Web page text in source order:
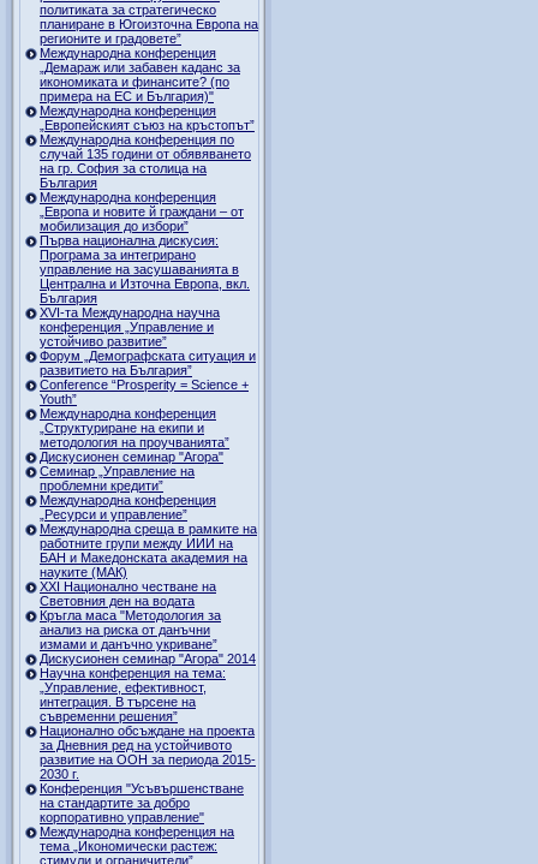
политиката за стратегическо
планиране в Югоизточна Европа на
регионите и градовете”
Международна конференция
„Демараж или забавен каданс за
икономиката и финансите? (по
примера на ЕС и България)"
Международна конференция
„Европейският съюз на кръстопът”
Международна конференция по
случай 135 години от обявяването
на гр. София за столица на
България
Международна конференция
„Европа и новите й граждани – от
мобилизация до избори”
Първа национална дискусия:
Програма за интегрирано
управление на засушаванията в
Централна и Източна Европа, вкл.
България
ХVI-та Международна научна
конференция „Управление и
устойчиво развитие”
Форум „Демографската ситуация и
развитието на България”
Conference “Prosperity = Science +
Youth”
Международна конференция
„Структуриране на екипи и
методология на проучванията”
Дискусионен семинар "Агора"
Семинар „Управление на
проблемни кредити”
Международна конференция
„Ресурси и управление”
Международна среща в рамките на
работните групи между ИИИ на
БАН и Македонската академия на
науките (МАК)
XXI Национално честване на
Световния ден на водата
Кръгла маса "Методология за
анализ на риска от данъчни
измами и данъчно укриване”
Дискусионен семинар "Агора" 2014
Научна конференция на тема:
„Управление, ефективност,
интеграция. В търсене на
съвременни решения”
Национално обсъждане на проекта
за Дневния ред на устойчивото
развитие на ООН за периода 2015-
2030 г.
Конференция "Усъвършенстване
на стандартите за добро
корпоративно управление"
Международна конференция на
тема „Икономически растеж:
стимули и ограничители”